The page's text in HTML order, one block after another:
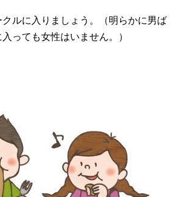
ルに入りましょう。（明らかに男ば
っても女性はいません。）